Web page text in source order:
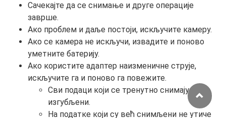
Сачекајте да се снимање и друге операције
заврше.
Ако проблем и даље постоји, искључите камеру.
Ако се камера не искључи, извадите и поново
уметните батерију.
Ако користите адаптер наизменичне струје,
искључите га и поново га повежите.
Сви подаци који се тренутно снимају биће
изгубљени.
На податке који су већ снимљени не утиче